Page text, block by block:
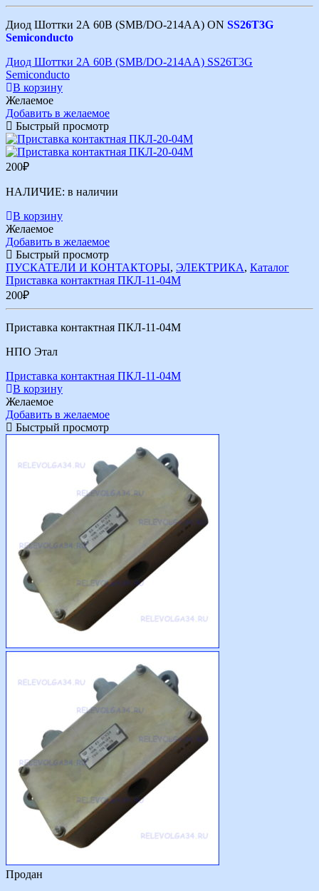
Диод Шоттки 2А 60В (SMB/DO-214AA) ON SS26T3G
Semiconducto
Диод Шоттки 2А 60В (SMB/DO-214AA) SS26T3G
Semiconducto
В корзину
Желаемое
Добавить в желаемое
Быстрый просмотр
200₽
НАЛИЧИЕ: в наличии
В корзину
Желаемое
Добавить в желаемое
Быстрый просмотр
ПУСКАТЕЛИ И КОНТАКТОРЫ, ЭЛЕКТРИКА, Каталог
Приставка контактная ПКЛ-11-04М
200₽
Приставка контактная ПКЛ-11-04М
НПО Этал
Приставка контактная ПКЛ-11-04М
В корзину
Желаемое
Добавить в желаемое
Быстрый просмотр
Продан